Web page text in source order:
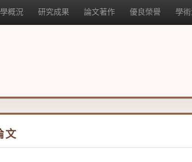
概況 研究成果 論文著作 優良榮譽 學
文